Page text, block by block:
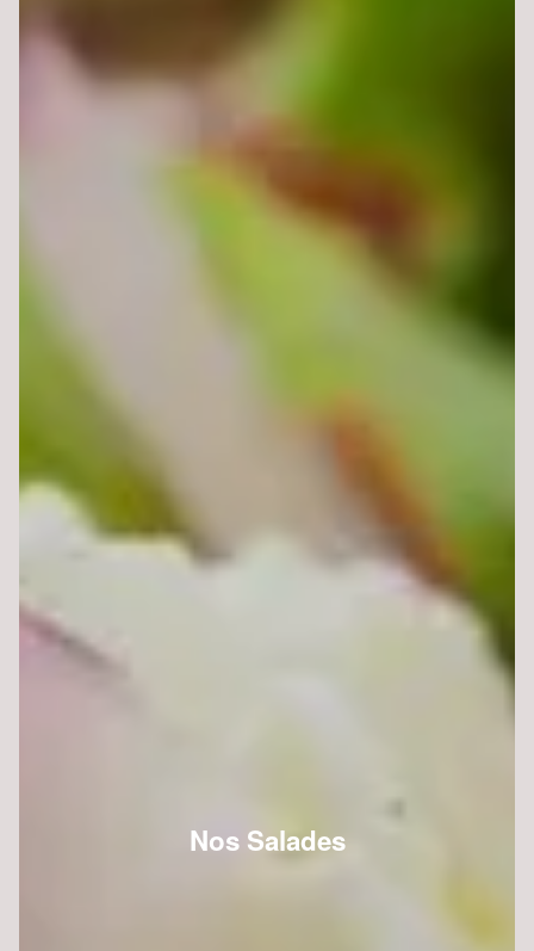
Nos Salades